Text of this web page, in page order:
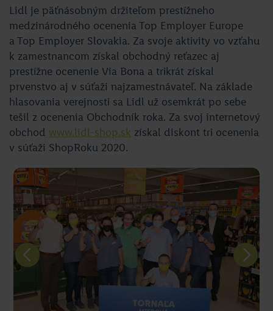
Lidl je päťnásobným držiteľom prestížneho
medzinárodného ocenenia Top Employer Europe
a Top Employer Slovakia. Za svoje aktivity vo vzťahu
k zamestnancom získal obchodný reťazec aj
prestížne ocenenie Via Bona a trikrát získal
prvenstvo aj v súťaži najzamestnávateľ. Na základe
hlasovania verejnosti sa Lidl už osemkrát po sebe
tešil z ocenenia Obchodník roka. Za svoj internetový
obchod www.lidl-shop.sk získal diskont tri ocenenia
v súťaži ShopRoku 2020.